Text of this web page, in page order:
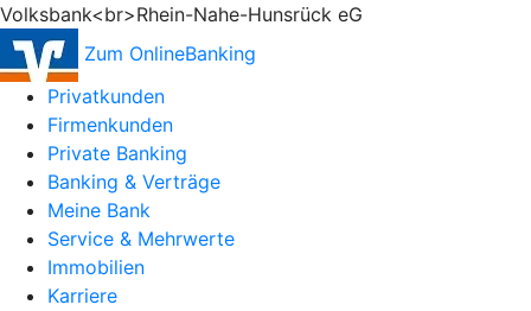
Volksbank<br>Rhein-Nahe-Hunsrück eG
Zum OnlineBanking
Privatkunden
Firmenkunden
Private Banking
Banking & Verträge
Meine Bank
Service & Mehrwerte
Immobilien
Karriere